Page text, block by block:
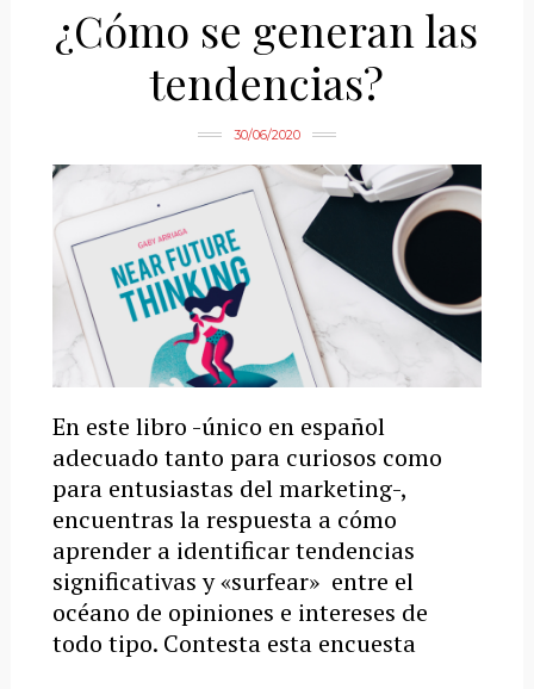
¿Cómo se generan las
tendencias?
30/06/2020
En este libro -único en español
adecuado tanto para curiosos como
para entusiastas del marketing-,
encuentras la respuesta a cómo
aprender a identificar tendencias
significativas y «surfear» entre el
océano de opiniones e intereses de
todo tipo. Contesta esta encuesta